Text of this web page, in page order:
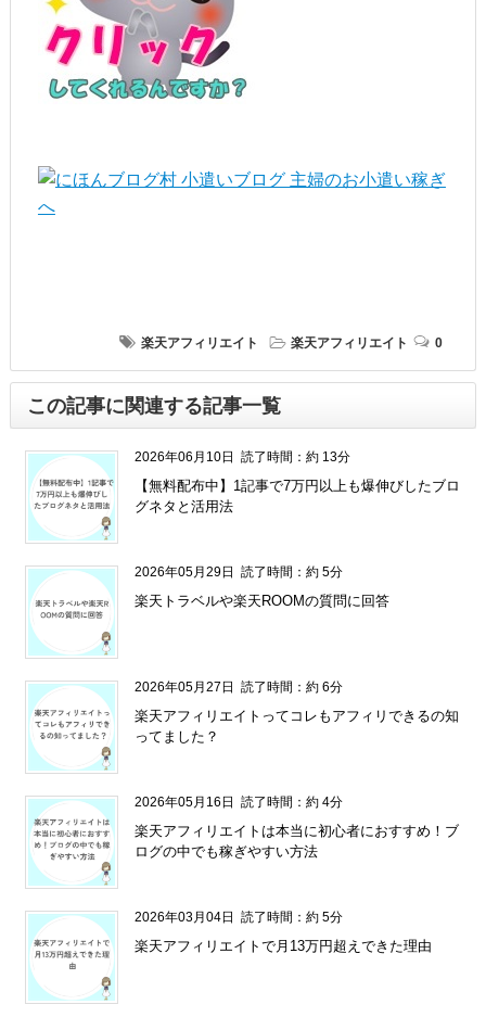
楽天アフィリエイト 楽天アフィリエイト 0
この記事に関連する記事一覧
2026年06月10日 読了時間：約 13分
【無料配布中】1記事で7万円以上も爆伸びしたブロ
グネタと活用法
2026年05月29日 読了時間：約 5分
楽天トラベルや楽天ROOMの質問に回答
2026年05月27日 読了時間：約 6分
楽天アフィリエイトってコレもアフィリできるの知
ってました？
2026年05月16日 読了時間：約 4分
楽天アフィリエイトは本当に初心者におすすめ！ブ
ログの中でも稼ぎやすい方法
2026年03月04日 読了時間：約 5分
楽天アフィリエイトで月13万円超えできた理由